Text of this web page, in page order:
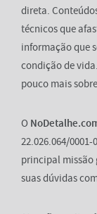
direta.
técnicos que
informação que
condição de
pouco mais
O
22.026.064/
principal missão
suas dúvidas